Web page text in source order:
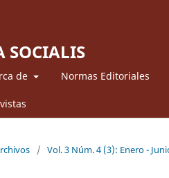
SOCIALIS
de Normas Editoriales
/ Vol. 3 Núm. 4 (3): Enero -